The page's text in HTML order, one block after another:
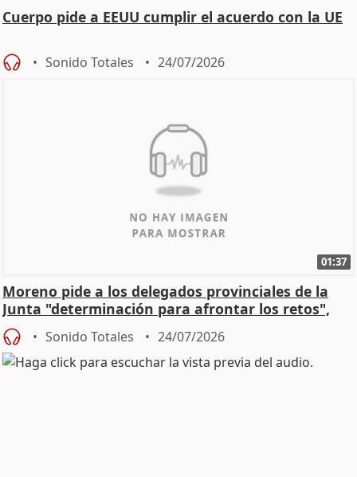
Cuerpo pide a EEUU cumplir el acuerdo con la UE
Sonido Totales 24/07/2026
01:37
Moreno pide a los delegados provinciales de la
Junta "determinación para afrontar los retos",
diálog
Sonido Totales 24/07/2026